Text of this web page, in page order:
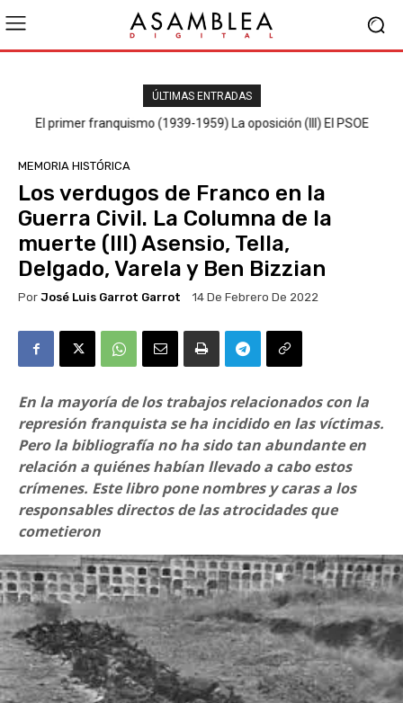
ÚLTIMAS ENTRADAS
El primer franquismo (1939-1959) La oposición (III) El PSOE
MEMORIA HISTÓRICA
Los verdugos de Franco en la
Guerra Civil. La Columna de la
muerte (III) Asensio, Tella,
Delgado, Varela y Ben Bizzian
Por José Luis Garrot Garrot 14 De Febrero De 2022
En la mayoría de los trabajos relacionados con la
represión franquista se ha incidido en las víctimas.
Pero la bibliografía no ha sido tan abundante en
relación a quiénes habían llevado a cabo estos
crímenes. Este libro pone nombres y caras a los
responsables directos de las atrocidades que
cometieron